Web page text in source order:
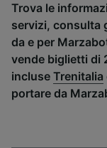
Trova le
servizi, consulta
da e per
vende biglietti di
incluse Trenitalia
portare da